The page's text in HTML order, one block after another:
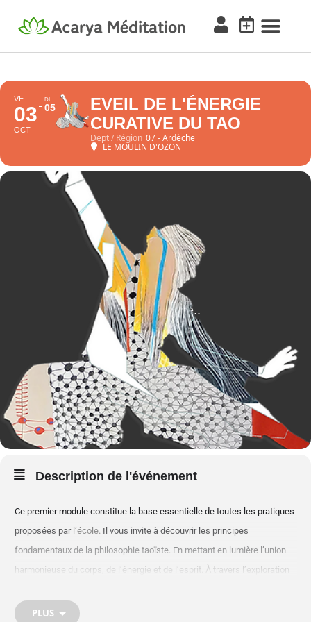
VE
03
OCT
DI
05
EVEIL DE L'ÉNERGIE
CURATIVE DU TAO
Dept / Région 07 - Ardèche
LE MOULIN D'OZON
Description de l'événement
Ce premier module constitue la base essentielle de toutes les pratiques
proposées par l’école. Il vous invite à découvrir les principes
fondamentaux de la philosophie taoïste. En mettant en lumière l’union
harmonieuse du corps, de l’énergie et de l’esprit. À travers l’exploration
d’ancrage du Chi Gong de la Chemise de Fer, vous apprendrez à éveiller,
PLUS